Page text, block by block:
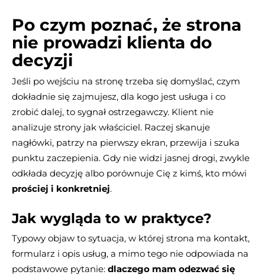
Po czym poznać, że strona
nie prowadzi klienta do
decyzji
Jeśli po wejściu na stronę trzeba się domyślać, czym
dokładnie się zajmujesz, dla kogo jest usługa i co
zrobić dalej, to sygnał ostrzegawczy. Klient nie
analizuje strony jak właściciel. Raczej skanuje
nagłówki, patrzy na pierwszy ekran, przewija i szuka
punktu zaczepienia. Gdy nie widzi jasnej drogi, zwykle
odkłada decyzję albo porównuje Cię z kimś, kto mówi
prościej i konkretniej.
Jak wygląda to w praktyce?
Typowy objaw to sytuacja, w której strona ma kontakt,
formularz i opis usług, a mimo tego nie odpowiada na
podstawowe pytanie: dlaczego mam odezwać się